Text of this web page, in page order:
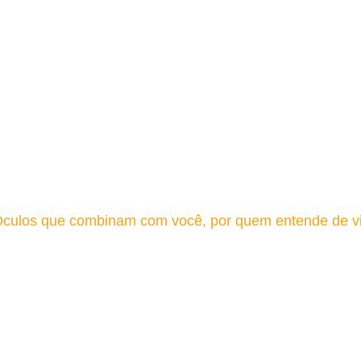
que combinam com você, por quem entende de